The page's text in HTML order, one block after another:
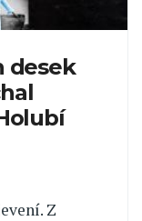
desek
Z